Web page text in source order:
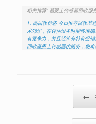
相关推荐: 基恩士传感器回收服
1. 高回收价格 今日推荐回收基
术知识，在评估设备时能够准
有竞争力，并且经常有特价促
回收基恩士传感器的服务，您
←